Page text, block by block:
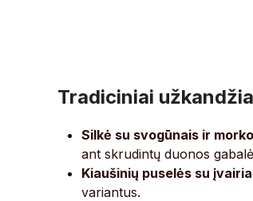
Tradiciniai
Silkė su svogūnais ir
ant skrudintų duonos
Kiaušinių puselės su
variantus.